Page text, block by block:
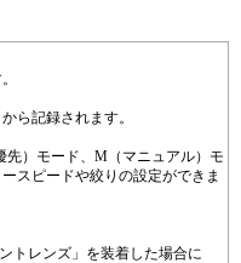
ら記録されます。
）モード、M（マニュアル）モ
スピードや絞りの設定ができま
トレンズ」を装着した場合に